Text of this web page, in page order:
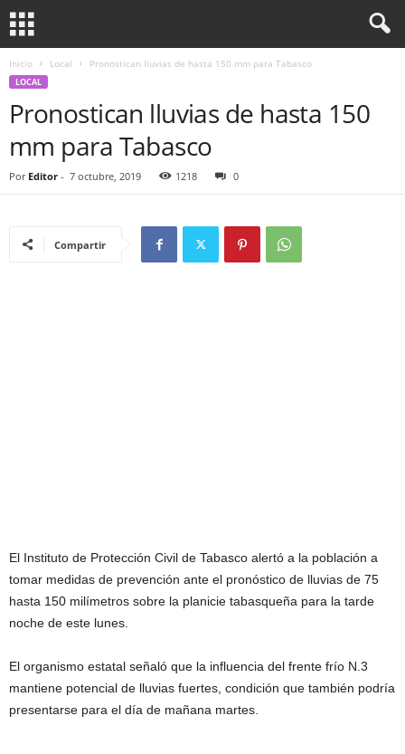
Inicio Local Pronostican lluvias de hasta 150 mm para Tabasco
LOCAL
Pronostican lluvias de hasta 150
mm para Tabasco
Por Editor - 7 octubre, 2019 1218 0
Compartir
El Instituto de Protección Civil de Tabasco alertó a la población a
tomar medidas de prevención ante el pronóstico de lluvias de 75
hasta 150 milímetros sobre la planicie tabasqueña para la tarde
noche de este lunes.
El organismo estatal señaló que la influencia del frente frío N.3
mantiene potencial de lluvias fuertes, condición que también podría
presentarse para el día de mañana martes.